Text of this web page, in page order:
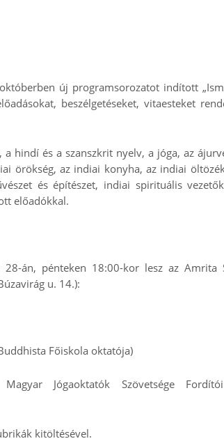
új programsorozatot indított
beszélgetéseket, vitaesteket
hindí és a szanszkrit nyelv, a jóga, az
örökség, az indiai konyha, az indiai
és építészet, indiai spirituális
előadókkal.
án, pénteken 18:00-kor lesz az Amrita
u. 14.):
Főiskola oktatója)
Jógaoktatók Szövetsége
kitöltésével.